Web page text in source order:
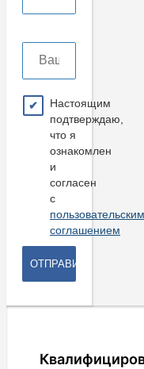
Настоящим
подтверждаю,
что я
ознакомлен
и
согласен
с
пользовательским
соглашением
ОТПРАВИТЬ